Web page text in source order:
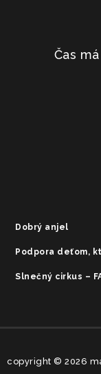
Čas
Dobrý anjel
Podpora deťom,
Slnečný cirkus –
copyright © 2026